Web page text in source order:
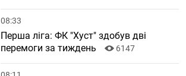
08:33
Перша ліга: ФК "Хуст" здобув дві
перемоги за тиждень
6147